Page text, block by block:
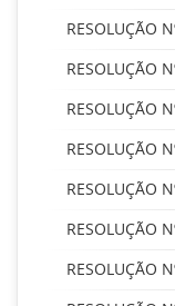
RESOLUÇÃO
RESOLUÇÃO
RESOLUÇÃO
RESOLUÇÃO
RESOLUÇÃO
RESOLUÇÃO
RESOLUÇÃO